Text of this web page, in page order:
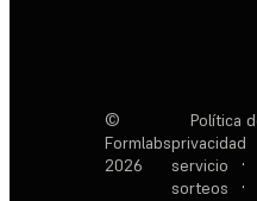
©
Formlabs
2026
Política
privacidad
servicio
·
sorteos
·